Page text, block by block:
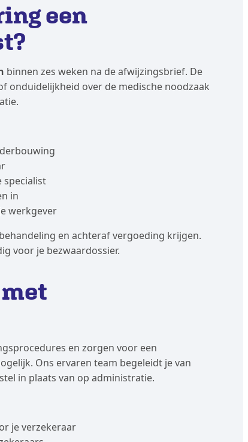
een
binnen zes weken na de afwijzingsbrief. De
onduidelijkheid over de medische noodzaak
specialist
in
werkgever
en achteraf vergoeding krijgen.
voor je bezwaardossier.
en zorgen voor een
Ons ervaren team begeleidt je van
in plaats van op administratie.
je verzekeraar